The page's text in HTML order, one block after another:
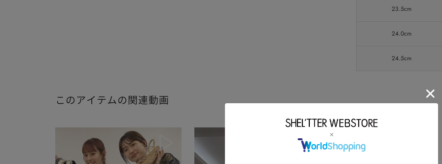
23.5cm
24.0cm
24.5cm
このアイテムの関連動画